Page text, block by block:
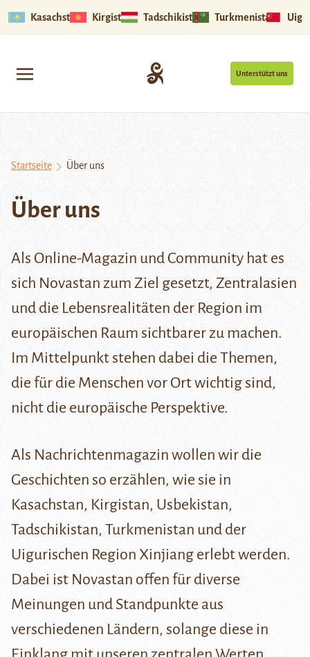
Kasachstan Kirgistan Tadschikistan Turkmenistan
Unterstützt uns
Startseite Über uns
Über uns
Als Online-Magazin und Community hat es
sich Novastan zum Ziel gesetzt, Zentralasien
und die Lebensrealitäten der Region im
europäischen Raum sichtbarer zu machen.
Im Mittelpunkt stehen dabei die Themen,
die für die Menschen vor Ort wichtig sind,
nicht die europäische Perspektive.
Als Nachrichtenmagazin wollen wir die
Geschichten so erzählen, wie sie in
Kasachstan, Kirgistan, Usbekistan,
Tadschikistan, Turkmenistan und der
Uigurischen Region Xinjiang erlebt werden.
Dabei ist Novastan offen für diverse
Meinungen und Standpunkte aus
verschiedenen Ländern, solange diese in